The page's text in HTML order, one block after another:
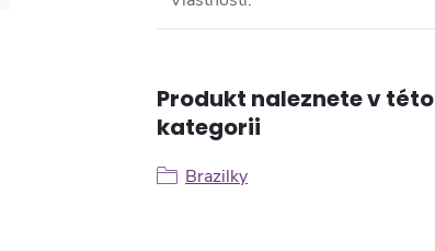
Produkt naleznete v této
kategorii
Brazilky